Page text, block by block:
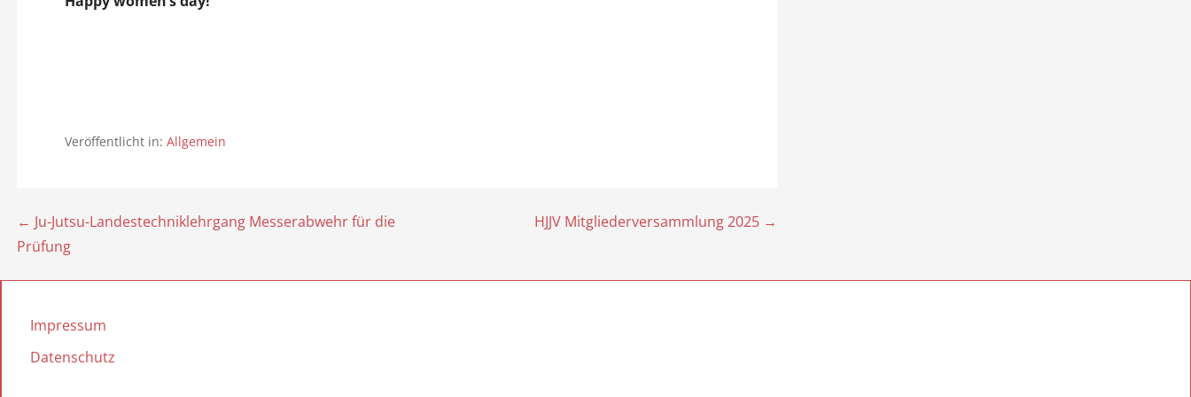
Veröffentlicht in: Allgemein
B
e
← Ju-Jutsu-Landestechniklehrgang Messerabwehr für die
Prüfung
HJJV Mitgliederversammlung 2025 →
Impressum
Datenschutz